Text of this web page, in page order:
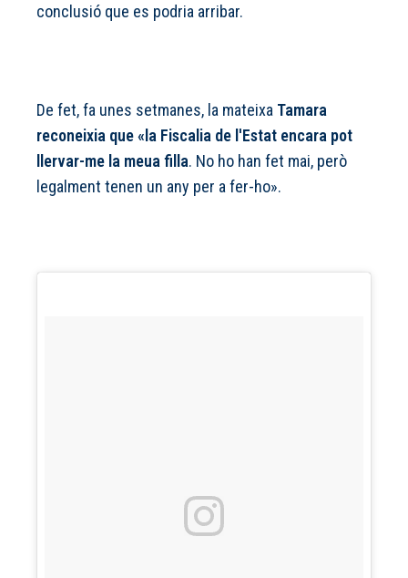
conclusió que es podria arribar.
De fet, fa unes setmanes, la mateixa Tamara
reconeixia que «la Fiscalia de l'Estat encara pot
llervar-me la meua filla. No ho han fet mai, però
legalment tenen un any per a fer-ho».